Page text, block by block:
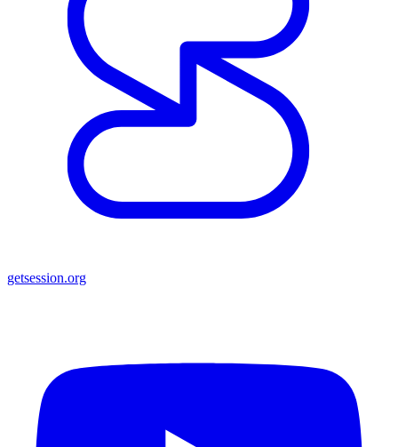
getsession.org